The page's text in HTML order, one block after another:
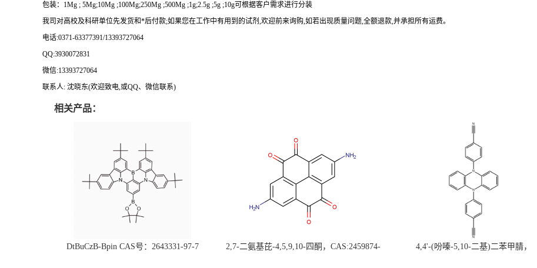
包装： 1Mg ; 5Mg;10Mg ;100Mg;250Mg ;500Mg ;1g;2.5g ;5g ;10g可根据客户需求进行分装
我司对高校及科研单位先发货和*后付款;如果您在工作中有用到的试剂 ,欢迎前来询购,如若出现质量问题,全额退款,并承担所有运费。
电话:0371-63377391/13393727064
QQ:3930072831
微信:13393727064
联系人: 沈晓东(欢迎致电,或QQ、微信联系)
相关产品：
DtBuCzB-Bpin CAS号：2643331-97-7
2,7-二氨基芘-4,5,9,10-四酮，CAS:2459874-
4,4'-(吩嗪-5,10-二基)二苯甲腈，